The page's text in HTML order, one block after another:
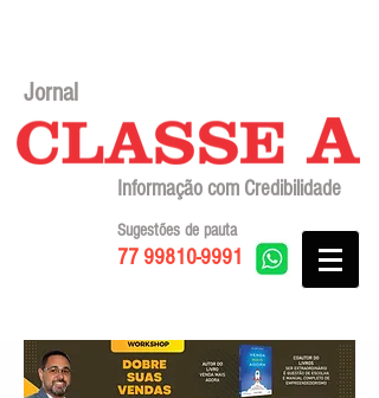
Jornal
Informação com Credibilidade
77 99810-9991
Sugestões de pauta